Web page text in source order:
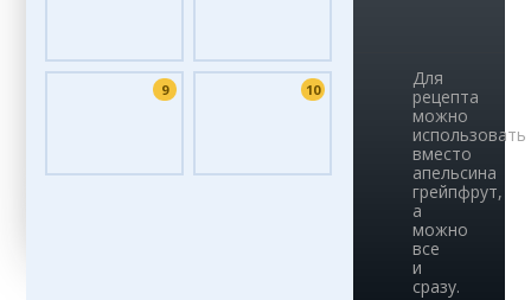
9 10
Для
рецепта
можно
использовать
вместо
апельсина
грейпфрут,
а
можно
все
и
сразу.